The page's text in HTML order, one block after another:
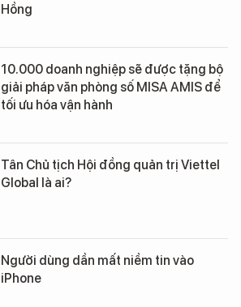
Hồng
10.000 doanh nghiệp sẽ được tặng bộ
giải pháp văn phòng số MISA AMIS để
tối ưu hóa vận hành
Tân Chủ tịch Hội đồng quản trị Viettel
Global là ai?
Người dùng dần mất niềm tin vào
iPhone